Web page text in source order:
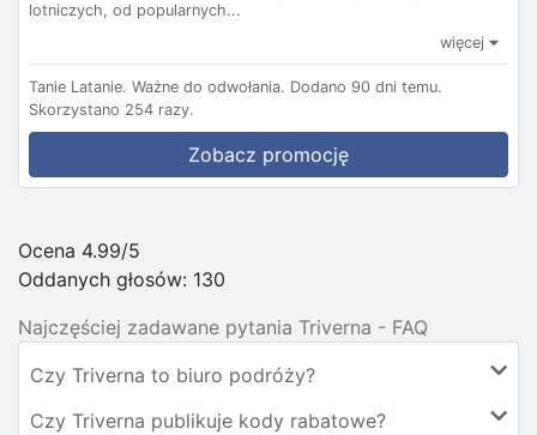
lotniczych, od popularnych...
więcej
Tanie Latanie. Ważne do odwołania. Dodano 90 dni temu.
Skorzystano 254 razy.
Zobacz promocję
Ocena 4.99/5
Oddanych głosów: 130
Najczęściej zadawane pytania Triverna - FAQ
Czy Triverna to biuro podróży?
Czy Triverna publikuje kody rabatowe?